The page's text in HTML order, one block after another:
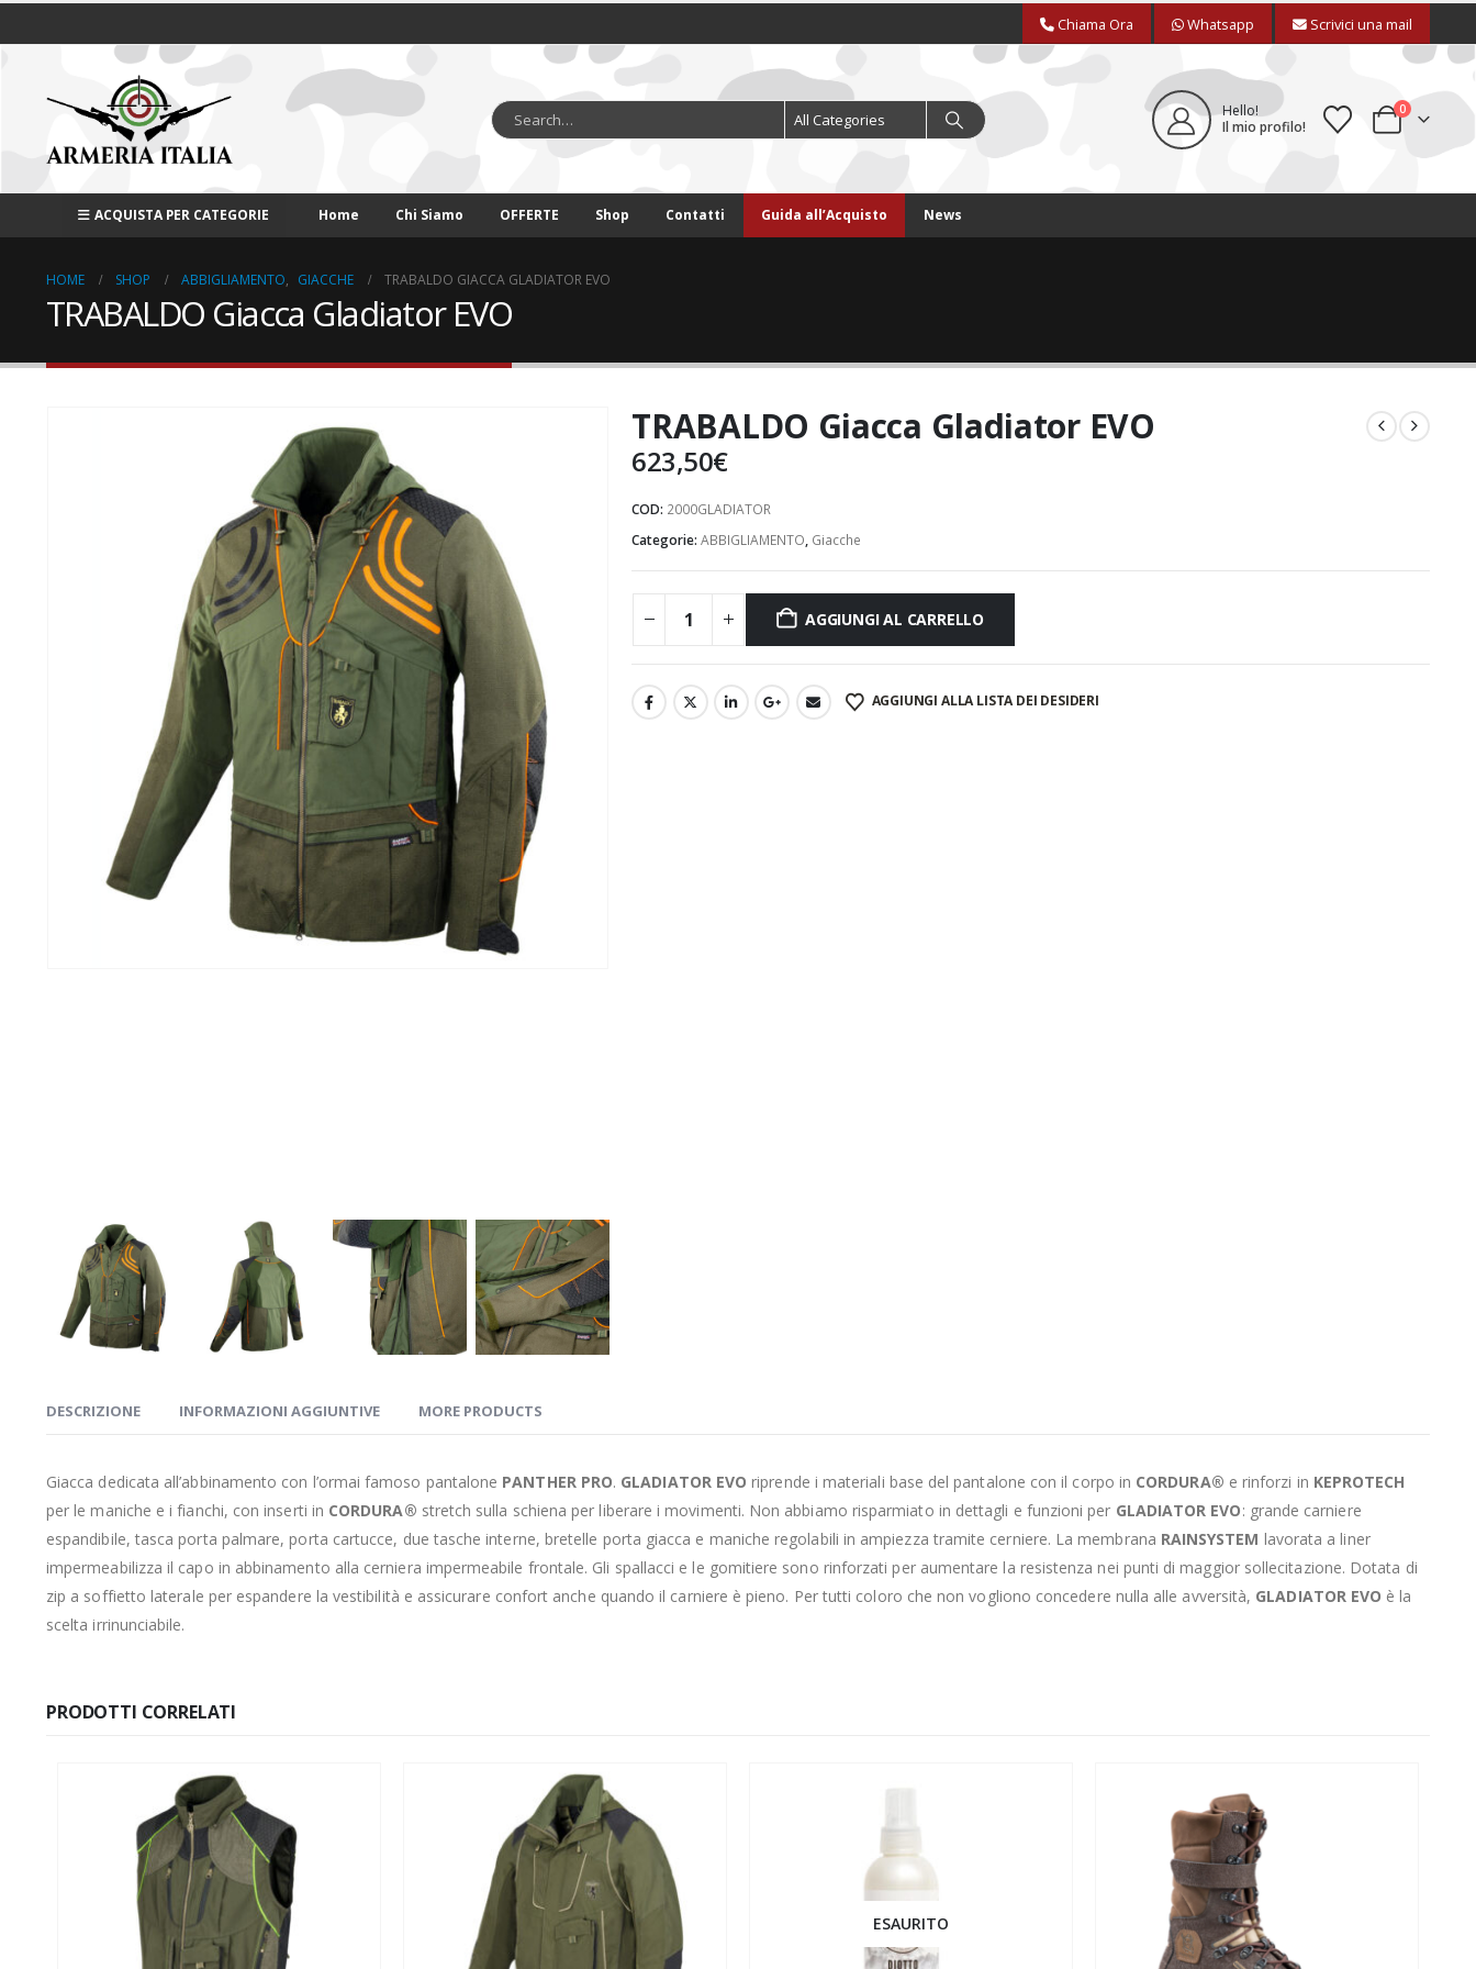
Chiama Ora Whatsapp Scrivici una mail
Hello!
Il mio profilo!
0
ACQUISTA PER CATEGORIE Home Chi Siamo OFFERTE Shop Contatti Guida all’Acquisto News
HOME SHOP ABBIGLIAMENTO, GIACCHE TRABALDO GIACCA GLADIATOR EVO
TRABALDO Giacca Gladiator EVO
TRABALDO Giacca Gladiator EVO
623,50€
COD: 2000GLADIATOR
Categorie:ABBIGLIAMENTO, Giacche
AGGIUNGI AL CARRELLO
AGGIUNGI ALLA LISTA DEI DESIDERI
DESCRIZIONE INFORMAZIONI AGGIUNTIVE MORE PRODUCTS
Giacca dedicata all’abbinamento con l’ormai famoso pantalone PANTHER PRO. GLADIATOR EVOriprende i materiali base del pantalone con il corpo in CORDURA® e rinforzi in KEPROTECH
per le maniche e i fianchi, con inserti in CORDURA® stretch sulla schiena per liberare i movimenti. Non abbiamo risparmiato in dettagli e funzioni per GLADIATOR EVO: grande carniere
espandibile, tasca porta palmare, porta cartucce, due tasche interne, bretelle porta giacca e maniche regolabili in ampiezza tramite cerniere. La membrana RAINSYSTEM lavorata a liner
impermeabilizza il capo in abbinamento alla cerniera impermeabile frontale. Gli spallacci e le gomitiere sono rinforzati per aumentare la resistenza nei punti di maggior sollecitazione. Dotata di
zip a soffietto laterale per espandere la vestibilità e assicurare confort anche quando il carniere è pieno. Per tutti coloro che non vogliono concedere nulla alle avversità, GLADIATOR EVO è la
scelta irrinunciabile.
PRODOTTI CORRELATI
ESAURITO